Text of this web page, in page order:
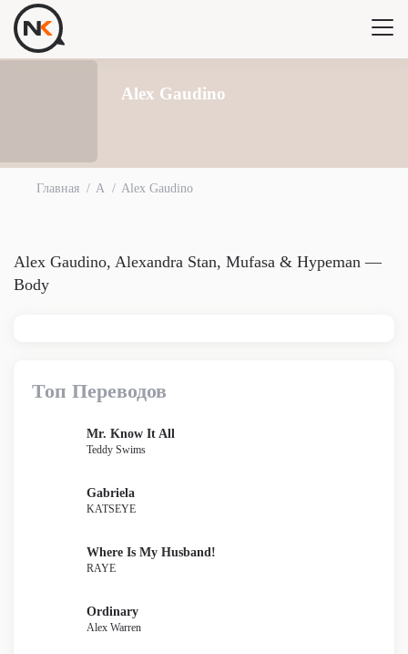
Alex Gaudino
Главная A Alex Gaudino
Alex Gaudino, Alexandra Stan, Mufasa & Hypeman —
Body
Топ Переводов
Mr. Know It All
Teddy Swims
Gabriela
KATSEYE
Where Is My Husband!
RAYE
Ordinary
Alex Warren